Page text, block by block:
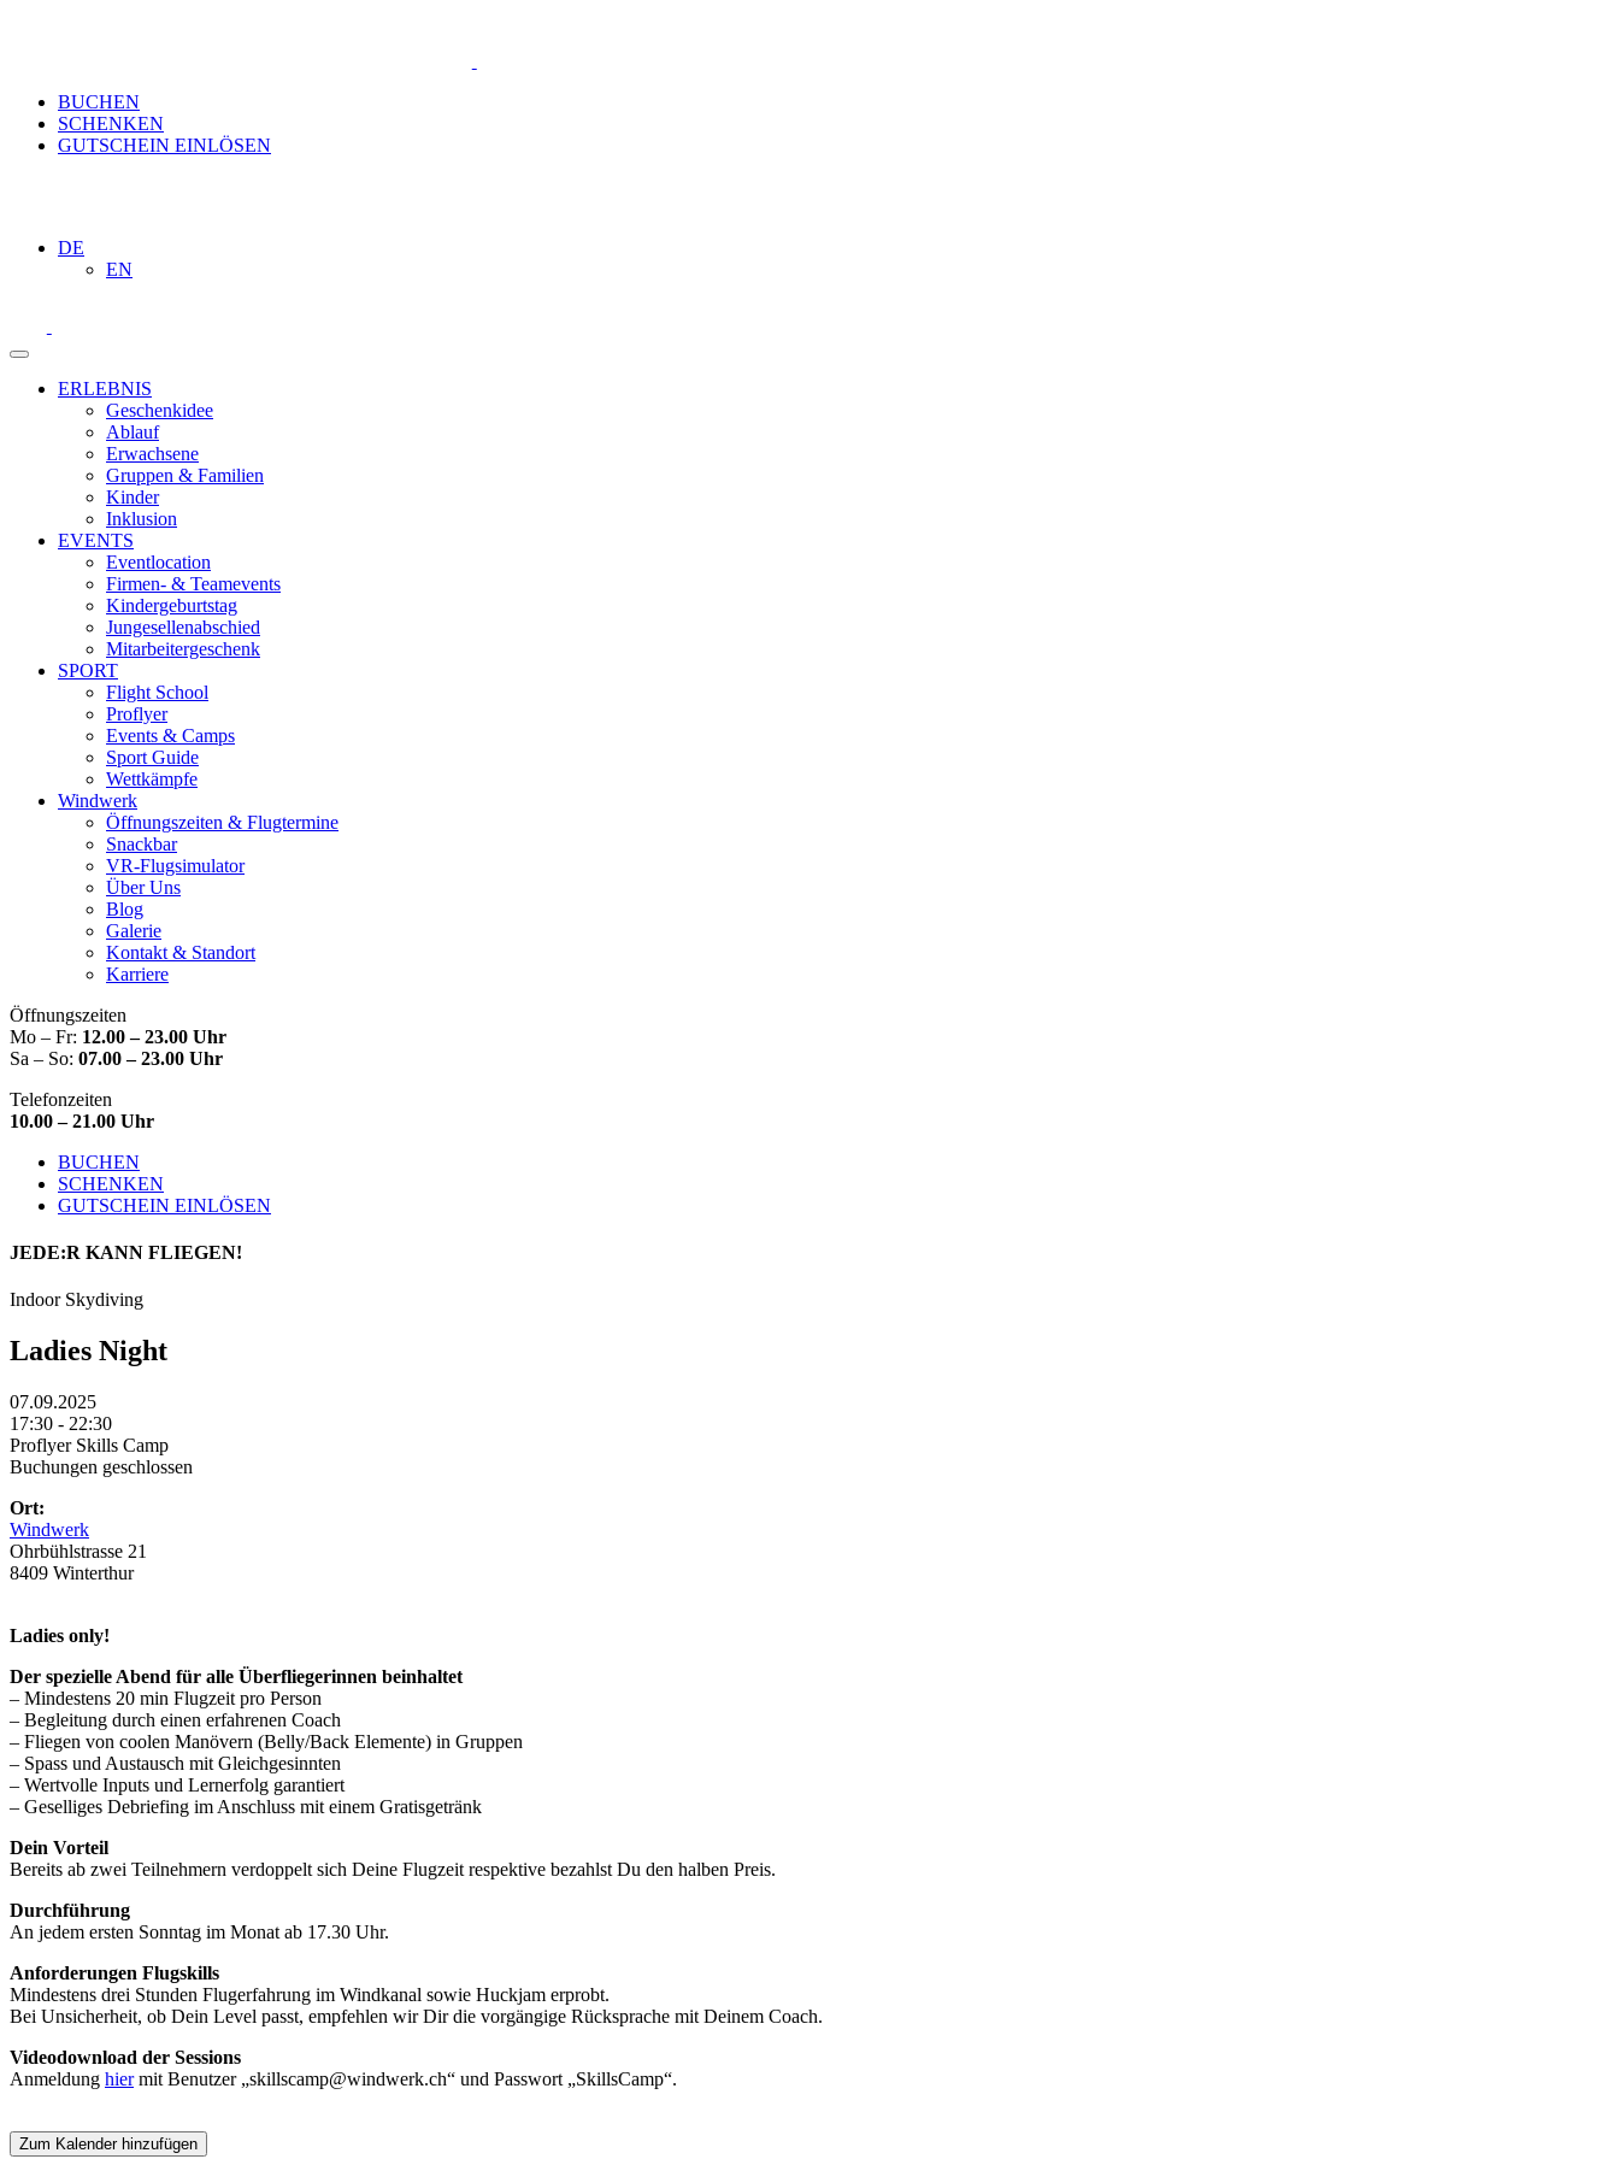
BUCHEN
SCHENKEN
GUTSCHEIN EINLÖSEN
DE
EN
ERLEBNIS
Geschenkidee
Ablauf
Erwachsene
Gruppen & Familien
Kinder
Inklusion
EVENTS
Eventlocation
Firmen- & Teamevents
Kindergeburtstag
Jungesellenabschied
Mitarbeitergeschenk
SPORT
Flight School
Proflyer
Events & Camps
Sport Guide
Wettkämpfe
Windwerk
Öffnungszeiten & Flugtermine
Snackbar
VR-Flugsimulator
Über Uns
Blog
Galerie
Kontakt & Standort
Karriere
Öffnungszeiten
Mo – Fr: 12.00 – 23.00 Uhr
Sa – So: 07.00 – 23.00 Uhr
Telefonzeiten
10.00 – 21.00 Uhr
BUCHEN
SCHENKEN
GUTSCHEIN EINLÖSEN
JEDE:R KANN FLIEGEN!
Indoor Skydiving
Ladies Night
07.09.2025
17:30 - 22:30
Proflyer Skills Camp
Buchungen geschlossen
Ort:
Windwerk
Ohrbühlstrasse 21
8409 Winterthur
Ladies only!
Der spezielle Abend für alle Überfliegerinnen beinhaltet
– Mindestens 20 min Flugzeit pro Person
– Begleitung durch einen erfahrenen Coach
– Fliegen von coolen Manövern (Belly/Back Elemente) in Gruppen
– Spass und Austausch mit Gleichgesinnten
– Wertvolle Inputs und Lernerfolg garantiert
– Geselliges Debriefing im Anschluss mit einem Gratisgetränk
Dein Vorteil
Bereits ab zwei Teilnehmern verdoppelt sich Deine Flugzeit respektive bezahlst Du den halben Preis.
Durchführung
An jedem ersten Sonntag im Monat ab 17.30 Uhr.
Anforderungen Flugskills
Mindestens drei Stunden Flugerfahrung im Windkanal sowie Huckjam erprobt.
Bei Unsicherheit, ob Dein Level passt, empfehlen wir Dir die vorgängige Rücksprache mit Deinem Coach.
Videodownload der Sessions
Anmeldung hiermit Benutzer „skillscamp@windwerk.ch“ und Passwort „SkillsCamp“.
Zum Kalender hinzufügen